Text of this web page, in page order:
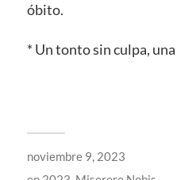
óbito.
* Un tonto sin culpa,
noviembre 9, 2023